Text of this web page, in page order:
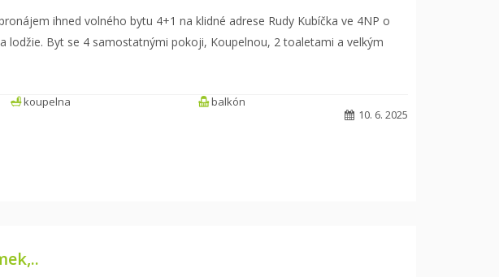
ihned volného bytu 4+1 na klidné adrese Rudy Kubíčka ve 4NP o
lodžie. Byt se 4 samostatnými pokoji, Koupelnou, 2 toaletami a velkým
koupelna
balkón
10. 6. 2025